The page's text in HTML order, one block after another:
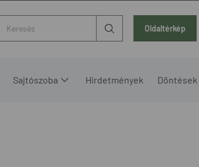
Oldaltérkép
Sajtószoba Hirdetmények Döntések